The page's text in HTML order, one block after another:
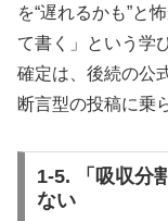
を“遅れるかも”と
て書く」という学
確定は、後続の公
断言型の投稿に乗
1-5. 「吸収分
ない